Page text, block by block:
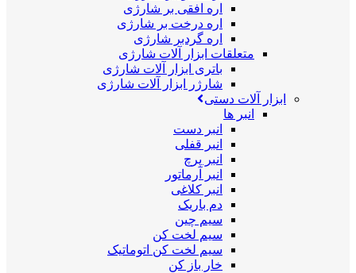
اره افقی بر شارژی
اره درخت بر شارژی
اره گردبر شارژی
متعلقات ابزار آلات شارژی
باتری ابزار آلات شارژی
شارژر ابزار آلات شارژی
ابزار آلات دستی
انبر ها
انبر دست
انبر قفلی
انبر پرچ
انبر آرماتور
انبر کلاغی
دم باریک
سیم چین
سیم لخت کن
سیم لخت کن اتوماتیک
خار باز کن